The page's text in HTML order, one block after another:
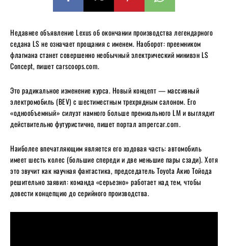
Недавнее объявление Lexus об окончании производства легендарного
седана LS не означает прощания с именем. Наоборот: преемником
флагмана станет совершенно необычный электрический минивэн LS
Concept, пишет carscoops.com.
Это радикальное изменение курса. Новый концепт — массивный
электромобиль (BEV) с шестиместным трехрядным салоном. Его
«однообъемный» силуэт намного больше премиального LM и выглядит
действительно футуристично, пишет портал ampercar.com.
Наиболее впечатляющим является его ходовая часть: автомобиль
имеет шесть колес (большие спереди и две меньшие пары сзади). Хотя
это звучит как научная фантастика, председатель Toyota Акио Тойода
решительно заявил: команда «серьезно» работает над тем, чтобы
довести концепцию до серийного производства.